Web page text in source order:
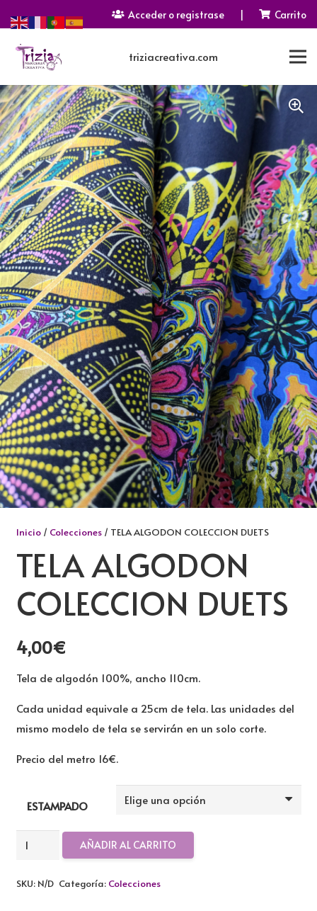
Acceder o registrase | Carrito
triziacreativa.com
Inicio/ Colecciones/ TELA ALGODON COLECCION DUETS
TELA ALGODON
COLECCION DUETS
4,00€
Tela de algodón 100%, ancho 110cm.
Cada unidad equivale a 25cm de tela. Las unidades del
mismo modelo de tela se servirán en un solo corte.
Precio del metro 16€.
ESTAMPADO
TELA
ALGODON
COLECCION
AÑADIR AL CARRITO
SKU: N/D Categoría: Colecciones